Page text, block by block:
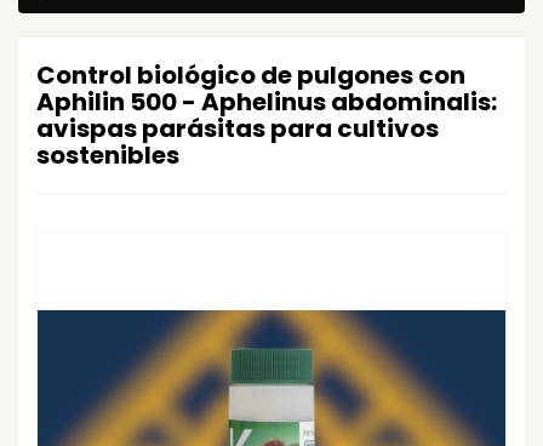
Control biológico de pulgones con
Aphilin 500 - Aphelinus abdominalis:
avispas parásitas para cultivos
sostenibles